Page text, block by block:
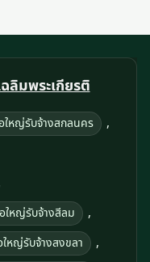
ลิมพระเกียรติ
ใหญ่รับจ้างสกลนคร ,
ใหญ่รับจ้างสีลม ,
หญ่รับจ้างสงขลา ,